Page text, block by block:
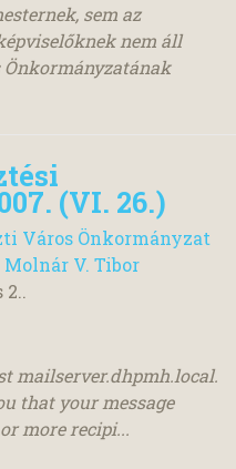
sem az
nem áll
(VI. 26.)
Város Önkormányzat
Molnár V. Tibor
2..
mailserver.dhpmh.local.
that your message
more recipi...